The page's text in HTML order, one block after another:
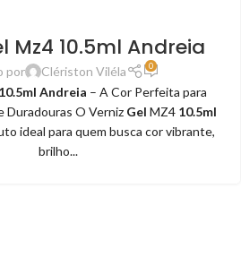
Mz4 10.5ml Andreia
por Clériston Viléla 0
10.5ml Andreia – A Cor Perfeita para
Duradouras O Verniz Gel MZ4 10.5ml
ideal para quem busca cor vibrante,
brilho...